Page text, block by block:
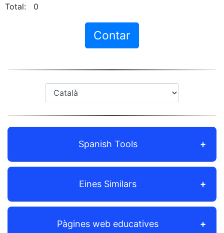
Total: 0
Contar
Spanish Tools
Eines Similars
Pàgines web educatives